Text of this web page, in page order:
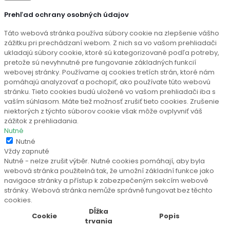
Prehľad ochrany osobných údajov
Táto webová stránka používa súbory cookie na zlepšenie vášho
zážitku pri prechádzaní webom. Z nich sa vo vašom prehliadači
ukladajú súbory cookie, ktoré sú kategorizované podľa potreby,
pretože sú nevyhnutné pre fungovanie základných funkcií
webovej stránky. Používame aj cookies tretích strán, ktoré nám
pomáhajú analyzovať a pochopiť, ako používate túto webovú
stránku. Tieto cookies budú uložené vo vašom prehliadači iba s
vaším súhlasom. Máte tiež možnosť zrušiť tieto cookies. Zrušenie
niektorých z týchto súborov cookie však môže ovplyvniť váš
zážitok z prehliadania.
Nutné
Nutné
Vždy zapnuté
Nutné - nelze zrušit výběr. Nutné cookies pomáhají, aby byla
webová stránka použitelná tak, že umožní základní funkce jako
navigace stránky a přístup k zabezpečeným sekcím webové
stránky. Webová stránka nemůže správně fungovat bez těchto
cookies.
Cookie
Dĺžka
trvania
Popis